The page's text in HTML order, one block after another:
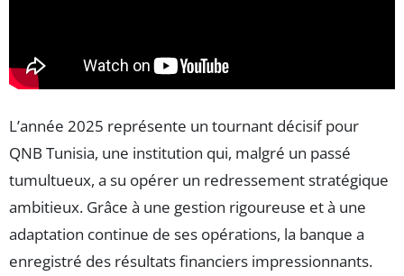
L’année 2025 représente un tournant décisif pour
QNB Tunisia, une institution qui, malgré un passé
tumultueux, a su opérer un redressement stratégique
ambitieux. Grâce à une gestion rigoureuse et à une
adaptation continue de ses opérations, la banque a
enregistré des résultats financiers impressionnants.